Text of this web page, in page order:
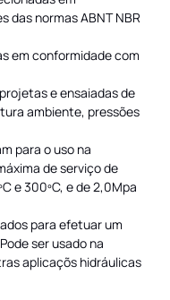
das normas ABNT NBR
em conformidade com
e ensaiadas de
ambiente, pressões
para o uso na
de serviço de
e 300ºC, e de 2,0Mpa
para efetuar um
ser usado na
aplicaçõs hidráulicas